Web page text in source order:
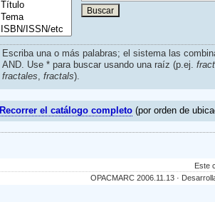
Escriba una o más palabras; el sistema las
AND. Use * para buscar usando una raíz (p.ej.
fractales fractals).
Recorrer el catálogo completo (por orden de
Este
OPACMARC 2006.11.13 ·